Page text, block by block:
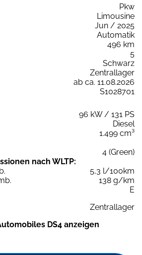
Pkw
Limousine
Jun / 2025
Automatik
496 km
5
Schwarz
Zentrallager
ab ca. 11.08.2026
S1028701
96 kW / 131 PS
Diesel
1.499 cm³
4 (Green)
nach WLTP:
5,3 l/100km
138 g/km
E
Zentrallager
DS4 anzeigen